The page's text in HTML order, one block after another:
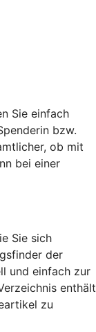
Sie einfach
bzw.
ob mit
bei einer
Sie sich
der
und einfach zur
enthält
zu